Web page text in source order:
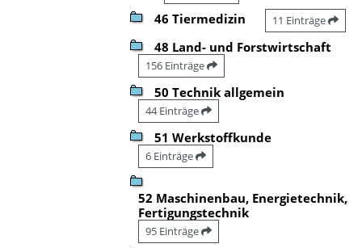
46 Tiermedizin 11 Einträge
48 Land- und Forstwirtschaft
156 Einträge
50 Technik allgemein
44 Einträge
51 Werkstoffkunde
6 Einträge
52 Maschinenbau, Energietechnik,
Fertigungstechnik
95 Einträge